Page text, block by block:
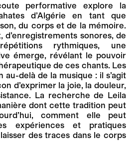
performative explore la
d’Algérie en tant que
du corps et de la mémoire.
d’enregistrements sonores, de
rythmiques, une
émerge, révélant le pouvoir
de ces chants. Les
au-delà de la musique : il s’agit
d’exprimer la joie, la douleur,
La recherche de Leila
dont cette tradition peut
comment elle peut
expériences et pratiques
des traces dans le corps